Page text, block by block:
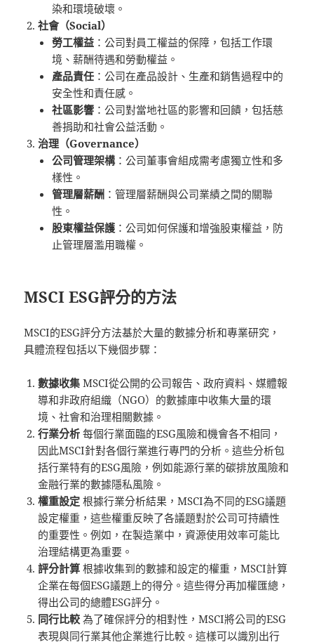
染和環境破壞。
社會（Social）
勞工權益 ：公司對員工權益的保障，包括工作環
境、薪酬待遇和勞動權益。
產品責任 ：公司在產品設計、生產和銷售過程中的
安全性和責任感。
社區影響 ：公司對當地社區的影響和回饋，包括慈
善捐助和社會公益活動。
治理（Governance）
公司管理架構：公司董事會組成需考慮獨立性和多
樣性。
管理層薪酬 ：管理層薪酬與公司業績之間的關聯
性。
股東權益保護 ：公司如何保護和增強股東權益，防
止管理層濫用職權。
MSCI ESG評分的方法
MSCI的ESG評分方法基於大量的數據分析和專業研究，
具體流程包括以下幾個步驟：
數據收集 MSCI從公開的公司報告、政府資料、媒體報
導和非政府組織（NGO）的數據庫中收集大量的環
境、社會和治理相關數據。
行業分析 每個行業面臨的ESG風險和機會各不相同，
因此MSCI針對各個行業進行專門的分析。這些分析包
括行業特有的ESG風險，例如能源行業的碳排放風險和
金融行業的數據隱私風險。
權重設定 根據行業分析結果，MSCI為不同的ESG議題
設定權重，這些權重反映了各議題對於公司可持續性
的重要性。例如，在製造業中，資源使用效率可能比
治理結構更為重要。
評分計算 根據收集到的數據和設定的權重，MSCI計算
企業在每個ESG議題上的得分。這些得分再加權匯總，
得出公司的總體ESG評分。
同行比較 為了確保評分的相對性，MSCI將公司的ESG
表現與同行業其他企業進行比較。這樣可以識別出行